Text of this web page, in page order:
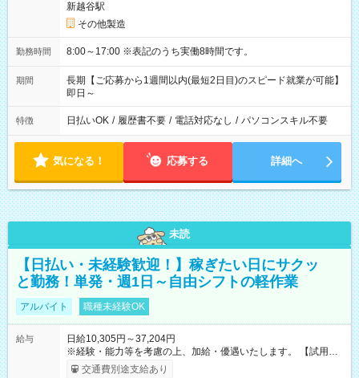
新越谷駅
その他製造
勤務時間 8:00～17:00 ※表記のうち実働8時間です。
期間
長期【ご応募から1週間以内(最短2日目)のスピード就業が可能】
即日～
特徴 日払いOK / 履歴書不要 / 電話対応なし / パソコンスキル不要
気になる！ 応募する 詳細へ
未読
【日払い・未経験歓迎！】稼ぎたい日にサクッ
と勤務！単発・週1日～自由シフトの軽作業
アルバイト 職種未経験OK
給与
日給10,305円～37,204円
※経験・能力等を考慮の上、加給・優遇いたします。 【試用期
間】試用期間なし
交通費別途支給あり